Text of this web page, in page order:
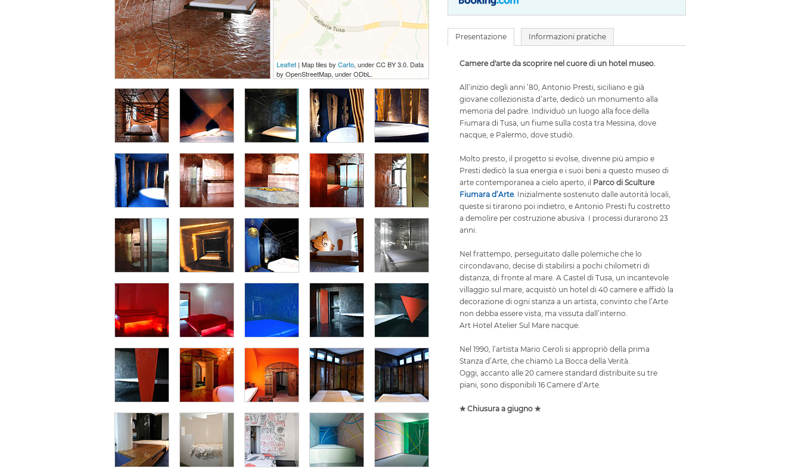
Leaflet | Map tiles by Carto, under CC BY 3.0. Data
by OpenStreetMap, under ODbL.
Presentazione Informazioni pratiche
Camere d'arte da scoprire nel cuore di un hotel museo.
All’inizio degli anni ’80, Antonio Presti, siciliano e già
giovane collezionista d’arte, dedicò un monumento alla
memoria del padre. Individuò un luogo alla foce della
Fiumara di Tusa, un fiume sulla costa tra Messina, dove
nacque, e Palermo, dove studiò.
Molto presto, il progetto si evolse, divenne più ampio e
Presti dedicò la sua energia e i suoi beni a questo museo di
arte contemporanea a cielo aperto, il Parco di Sculture
Fiumara d’Arte. Inizialmente sostenuto dalle autorità locali,
queste si tirarono poi indietro, e Antonio Presti fu costretto
a demolire per costruzione abusiva. I processi durarono 23
anni.
Nel frattempo, perseguitato dalle polemiche che lo
circondavano, decise di stabilirsi a pochi chilometri di
distanza, di fronte al mare. A Castel di Tusa, un incantevole
villaggio sul mare, acquistò un hotel di 40 camere e affidò la
decorazione di ogni stanza a un artista, convinto che l’Arte
non debba essere vista, ma vissuta dall’interno.
Art Hotel Atelier Sul Mare nacque.
Nel 1990, l’artista Mario Ceroli si appropriò della prima
Stanza d’Arte, che chiamò La Bocca della Verità.
Oggi, accanto alle 20 camere standard distribuite su tre
piani, sono disponibili 16 Camere d’Arte.
✯ Chiusura a giugno ✯